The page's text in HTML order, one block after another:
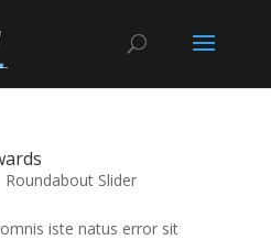
Roundabout Slider
iste natus error sit